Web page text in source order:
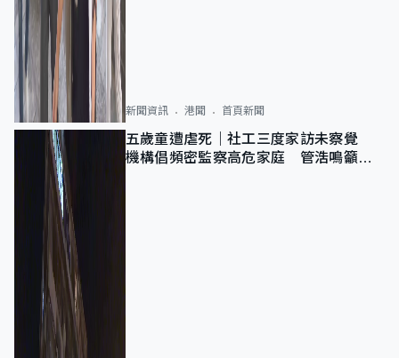
新聞資訊 港聞 首頁新聞
五歲童遭虐死｜社工三度家訪未察覺
機構倡頻密監察高危家庭 管浩鳴籲加